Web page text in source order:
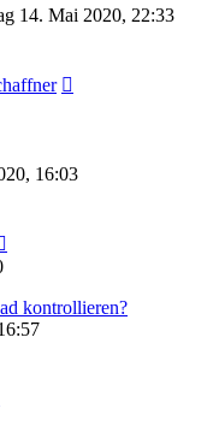
14. Mai 2020, 22:33
16:03
kontrollieren?